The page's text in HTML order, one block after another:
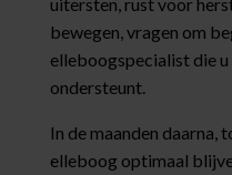
bewegen, vragen om
elleboogspecialist die u
ondersteunt.
In de maanden daarna,
elleboog optimaal